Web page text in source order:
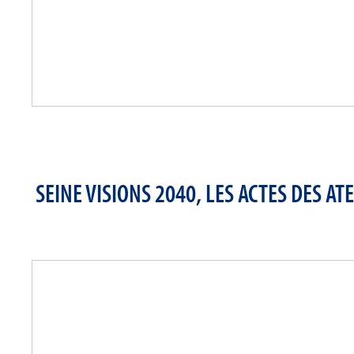
SEINE VISIONS 2040, LES ACTES DES